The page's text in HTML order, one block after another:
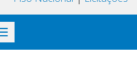
Toggle
navigation